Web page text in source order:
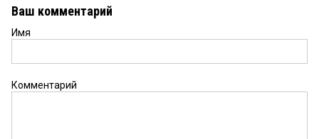
Ваш комментарий
Имя
Комментарий